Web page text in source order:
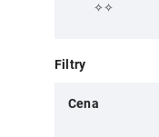
✧✧
Filtry
Cena